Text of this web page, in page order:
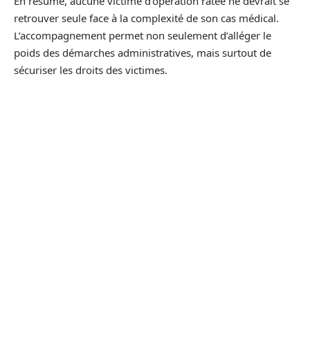
retrouver seule face à la complexité de son cas médical.
L’accompagnement permet non seulement d’alléger le
poids des démarches administratives, mais surtout de
sécuriser les droits des victimes.